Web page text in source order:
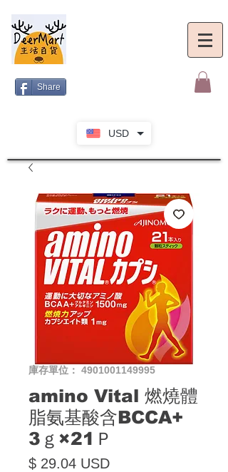
USD
Share
庫存單位： 4901001149995
amino Vital 燃燒體
脂氨基酸含BCCA+
3ｇ×21Ｐ
$ 29.04 USD價格